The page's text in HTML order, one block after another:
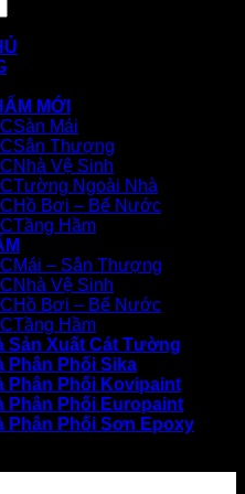
MỚI
Sàn Mái
Sân Thượng
Nhà Vệ Sinh
Tường Ngoài Nhà
Hồ Bơi – Bể Nước
Tầng Hầm
Mái – Sân Thượng
Nhà Vệ Sinh
Hồ Bơi – Bể Nước
Tầng Hầm
Sản Xuất Cát Tường
Phân Phối Sika
Phân Phối Kovipaint
Phân Phối Europaint
Phân Phối Sơn Epoxy